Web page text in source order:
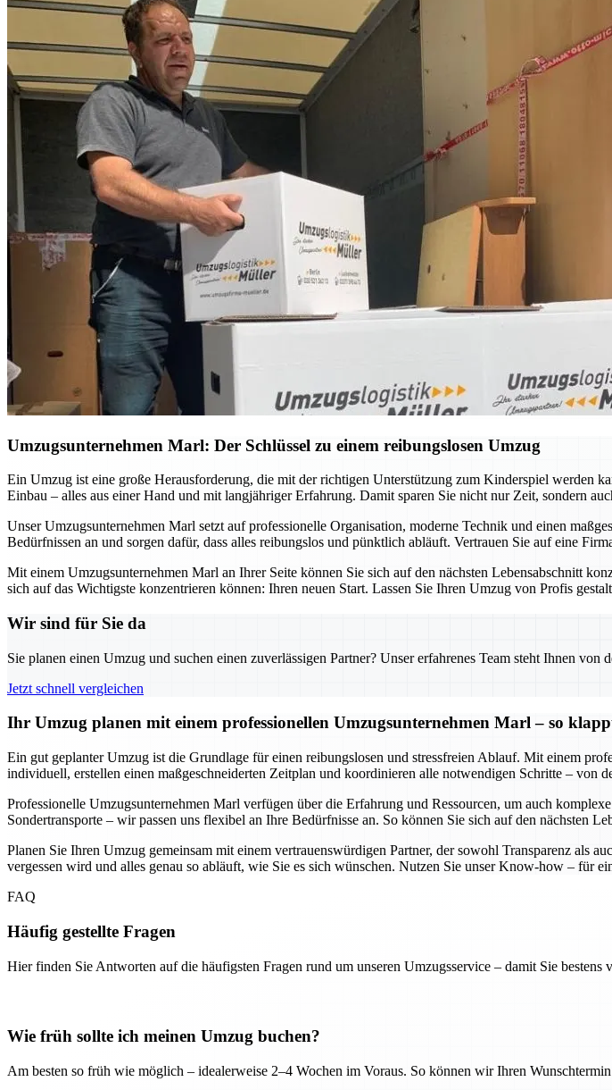
Umzugsunternehmen Marl: Der Schlüssel zu einem reibungslosen Umzug
Ein Umzug ist eine große Herausforderung, die mit der richtigen Unterstützung zum Kinderspiel werden
Einbau – alles aus einer Hand und mit langjähriger Erfahrung. Damit sparen Sie nicht nur Zeit, sondern
Unser Umzugsunternehmen Marl setzt auf professionelle Organisation, moderne Technik und einen
Bedürfnissen an und sorgen dafür, dass alles reibungslos und pünktlich abläuft. Vertrauen Sie auf eine
Mit einem Umzugsunternehmen Marl an Ihrer Seite können Sie sich auf den nächsten Lebensabschnitt
sich auf das Wichtigste konzentrieren können: Ihren neuen Start. Lassen Sie Ihren Umzug von Profis
Wir sind für Sie da
Sie planen einen Umzug und suchen einen zuverlässigen Partner? Unser erfahrenes Team steht Ihnen
Jetzt schnell vergleichen
Ihr Umzug planen mit einem professionellen Umzugsunternehmen Marl – so
Ein gut geplanter Umzug ist die Grundlage für einen reibungslosen und stressfreien Ablauf. Mit einem
individuell, erstellen einen maßgeschneiderten Zeitplan und koordinieren alle notwendigen Schritte – von
Professionelle Umzugsunternehmen Marl verfügen über die Erfahrung und Ressourcen, um auch
Sondertransporte – wir passen uns flexibel an Ihre Bedürfnisse an. So können Sie sich auf den nächsten
Planen Sie Ihren Umzug gemeinsam mit einem vertrauenswürdigen Partner, der sowohl Transparenz als
vergessen wird und alles genau so abläuft, wie Sie es sich wünschen. Nutzen Sie unser Know-how – für
FAQ
Häufig gestellte Fragen
Hier finden Sie Antworten auf die häufigsten Fragen rund um unseren Umzugsservice – damit Sie bestens
Wie früh sollte ich meinen Umzug buchen?
Am besten so früh wie möglich – idealerweise 2–4 Wochen im Voraus. So können wir Ihren